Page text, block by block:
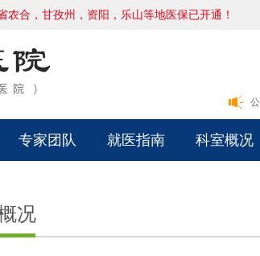
合，甘孜州，资阳，乐山等地医保已开通！
专家团队 就医指南 科室概况
况